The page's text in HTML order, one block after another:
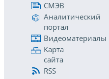
СМЭВ
Аналитический
портал
Видеоматериалы
Карта
сайта
RSS